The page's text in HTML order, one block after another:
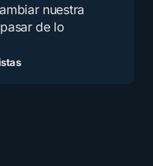
nuestra
de lo